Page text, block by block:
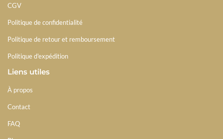
CGV
Politique de confidentialité
Politique de retour et remboursement
Politique d'expédition
Liens utiles
À propos
Contact
FAQ